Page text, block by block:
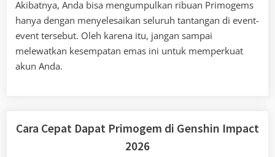
Akibatnya, Anda bisa mengumpulkan ribuan Primogems
hanya dengan menyelesaikan seluruh tantangan di event-
event tersebut. Oleh karena itu, jangan sampai
melewatkan kesempatan emas ini untuk memperkuat
akun Anda.
Cara Cepat Dapat Primogem di Genshin Impact
2026